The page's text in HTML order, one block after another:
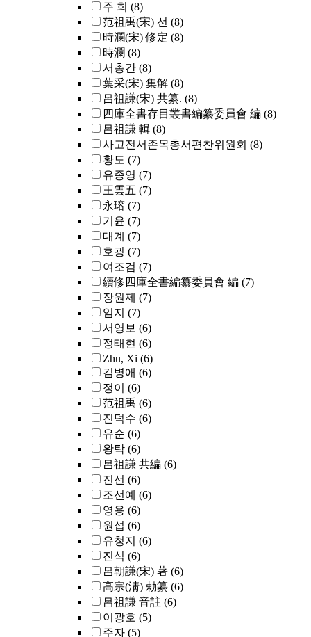
주 희 (8)
范祖禹(宋) 선 (8)
時瀾(宋) 修定 (8)
時瀾 (8)
서총간 (8)
葉采(宋) 集解 (8)
呂祖謙(宋) 共纂. (8)
四庫全書存目叢書編纂委員會 編 (8)
呂祖謙 輯 (8)
사고전서존목총서편찬위원회 (8)
황도 (7)
유종영 (7)
王雲五 (7)
永瑢 (7)
기윤 (7)
대계 (7)
호굉 (7)
여조검 (7)
續修四庫全書編纂委員會 編 (7)
장원제 (7)
임지 (7)
서영보 (6)
정태현 (6)
Zhu, Xi (6)
김병애 (6)
정이
(6)
范祖禹 (6)
진덕수 (6)
유순 (6)
왕탁 (6)
呂祖謙 共編 (6)
진선 (6)
조선예 (6)
영용 (6)
원섭 (6)
유청지 (6)
진식 (6)
呂朝謙(宋) 著 (6)
高宗(淸) 勅纂 (6)
呂祖謙 音註 (6)
이광호 (5)
주자 (5)